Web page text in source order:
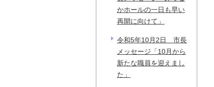
かホールの一日も早い
再開に向けて」
令和5年10月2日 市長
メッセージ「10月から
新たな職員を迎えまし
た」